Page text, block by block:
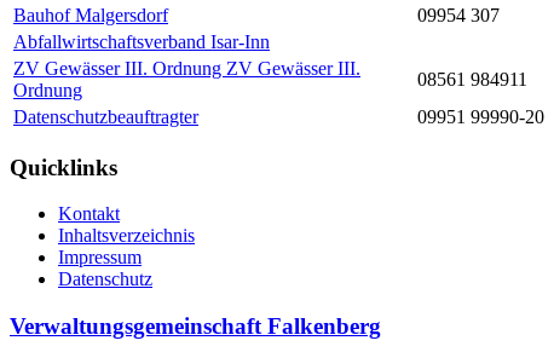
Bauhof Malgersdorf
09954 307
Abfallwirtschaftsverband Isar-Inn
ZV Gewässer III. Ordnung ZV Gewässer III.
Ordnung
08561 984911
Datenschutzbeauftragter
09951 99990-20
Quicklinks
Kontakt
Inhaltsverzeichnis
Impressum
Datenschutz
Verwaltungsgemeinschaft Falkenberg